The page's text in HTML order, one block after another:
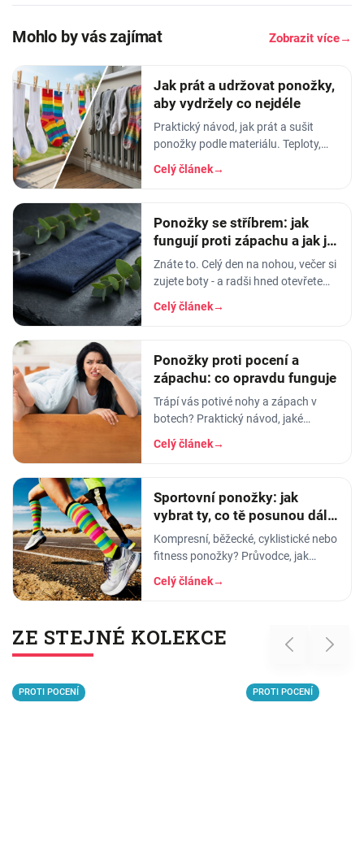
Mohlo by vás zajímat Zobrazit více→
Jak prát a udržovat ponožky,
aby vydržely co nejdéle
Praktický návod, jak prát a sušit
ponožky podle materiálu. Teploty,
tak sražení, trhání a ztrátě tvaru.
Celý článek→
Ponožky se stříbrem: jak
fungují proti zápachu a jak je
prát
Znáte to. Celý den na nohou, večer si
zujete boty - a radši hned otevřete
životem. Můžete je měnit dvakrát…
Celý článek→
Ponožky proti pocení a
zápachu: co opravdu funguje
Trápí vás potivé nohy a zápach v
botech? Praktický návod, jaké
stříbro a syntetika v realitě, bez
Celý článek→
Sportovní ponožky: jak
vybrat ty, co tě posunou dál a
nezničí ti nohy
Kompresní, běžecké, cyklistické nebo
fitness ponožky? Průvodce, jak
disciplíny, materiálu a střihu.
Celý článek→
ZE STEJNÉ KOLEKCE Previous
PROTI POCENÍ PROTI POCENÍ
Next